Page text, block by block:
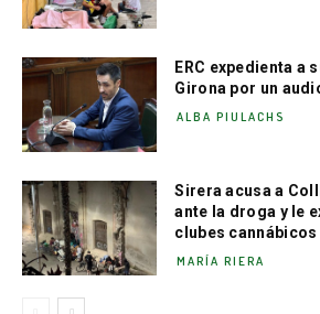
ERC expedienta a
Girona por un
ALBA PIULACHS
Sirera acusa a
ante la droga y le
clubes cannábicos
MARÍA RIERA